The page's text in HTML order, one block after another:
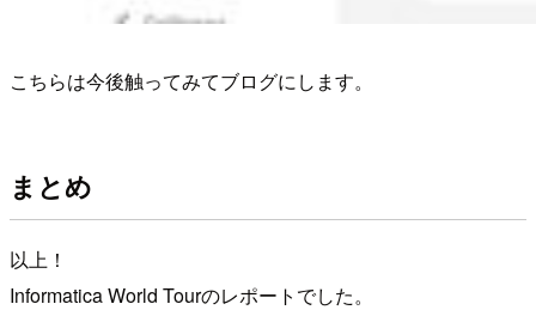
こちらは今後触ってみてブログにします。
まとめ
以上！
Informatica World Tourのレポートでした。